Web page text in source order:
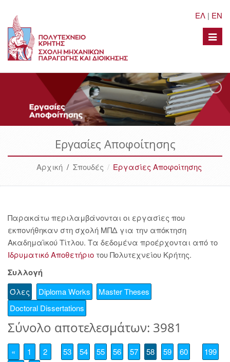
ΕΛ | EN
Toggle
Εργασίες Αποφοίτησης
Αρχική/ Σπουδές Εργασίες Αποφοίτησης
Παρακάτω περιλαμβάνονται οι εργασίες που
εκπονήθηκαν στη σχολή ΜΠΔ για την απόκτηση
Ακαδημαϊκού Τίτλου. Τα δεδομένα προέρχονται από το
Ιδρυματικό Αποθετήριο του Πολυτεχνείου Κρήτης.
Συλλογή
Όλες Diploma Works
Master Theses
Doctoral Dissertations
Σύνολο αποτελεσμάτων: 3981
« 1 2 53 54 55 56 57 58 59 60
199